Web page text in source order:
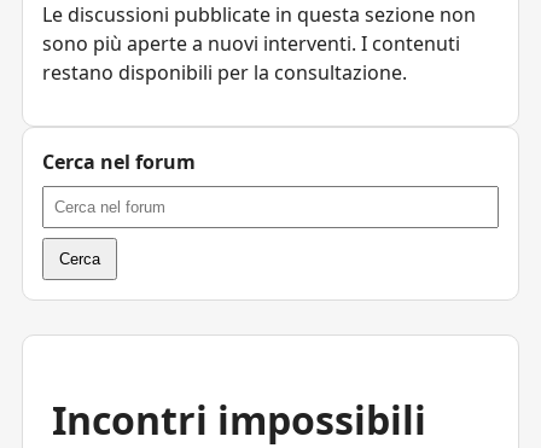
Incontri impossibili
Le discussioni pubblicate in questa sezione non
sono più aperte a nuovi interventi. I contenuti
restano disponibili per la consultazione.
Cerca nel forum
Cerca